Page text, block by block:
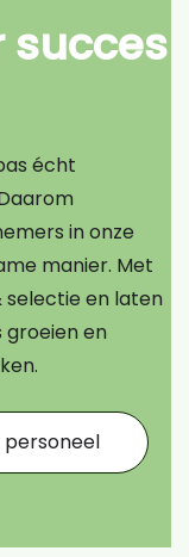
succes
écht
in onze
manier. Met
selectie en laten
groeien en
personeel